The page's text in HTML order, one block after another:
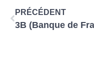
PRÉCÉDENT